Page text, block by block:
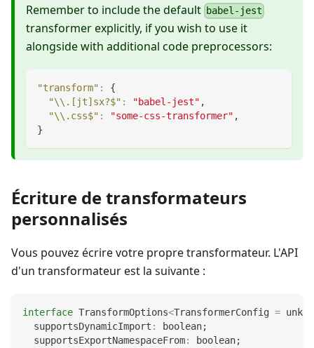
Remember to include the default babel-jest
transformer explicitly, if you wish to use it
alongside with additional code preprocessors:
"transform" :
{
"\\.[jt]sx?$" : "babel-jest" ,
"\\.css$" : "some-css-transformer" ,
}
Écriture de transformateurs
personnalisés
Vous pouvez écrire votre propre transformateur. L'API
d'un transformateur est la suivante :
interface TransformOptions<TransformerConfig =
  supportsDynamicImport
: boolean;
  supportsExportNamespaceFrom
: boolean;